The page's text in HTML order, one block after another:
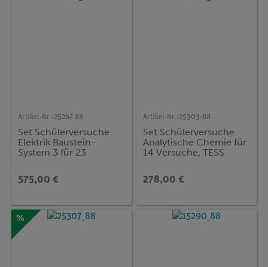
Artikel-Nr.:25267-88
Set Schülerversuche
Elektrik Baustein-
System 3 für 23
TRO
575,00 €
Artikel-Nr.:25303-88
Set Schülerversuche
Analytische Chemie für
14 Versuche, TESS
278,00 €
%